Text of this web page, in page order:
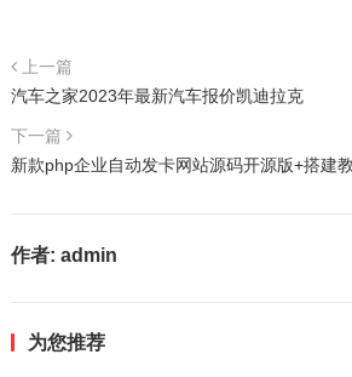
上一篇
汽车之家2023年最新汽车报价凯迪拉克
下一篇
新款php企业自动发卡网站源码开源版+搭建
作者: admin
为您推荐